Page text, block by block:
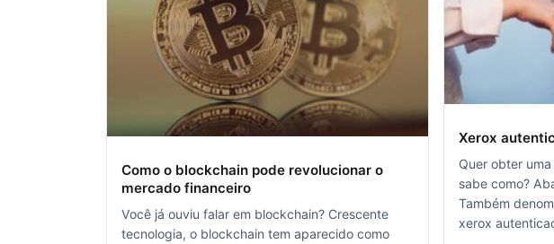
Como o blockchain pode revolucionar o
mercado financeiro
Você já ouviu falar em blockchain? Crescente
tecnologia, o blockchain tem aparecido como
Xerox
Quer obter
sabe como?
Também
xerox